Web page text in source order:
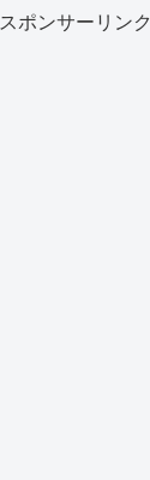
スポンサーリンク